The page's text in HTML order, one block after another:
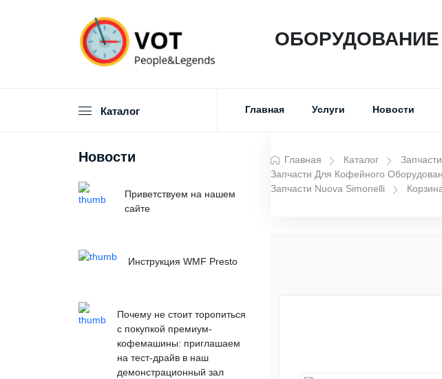
Каталог Главная Услуги Новости
Новости
Приветствуем на нашем
сайте
Инструкция WMF Presto
Почему не стоит торопиться
с покупкой премиум-
кофемашины: приглашаем
на тест-драйв в наш
демонстрационный зал
Главная Каталог
Запчасти Для Кофейного
Запчасти Nuova Simonelli